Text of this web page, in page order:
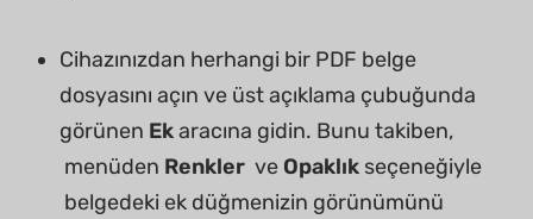
Cihazınızdan herhangi bir PDF belge
dosyasını açın ve üst açıklama çubuğunda
görünen Ekaracına gidin. Bunu takiben,
menüden Renkler ve Opaklık seçeneğiyle
belgedeki ek düğmenizin görünümünü